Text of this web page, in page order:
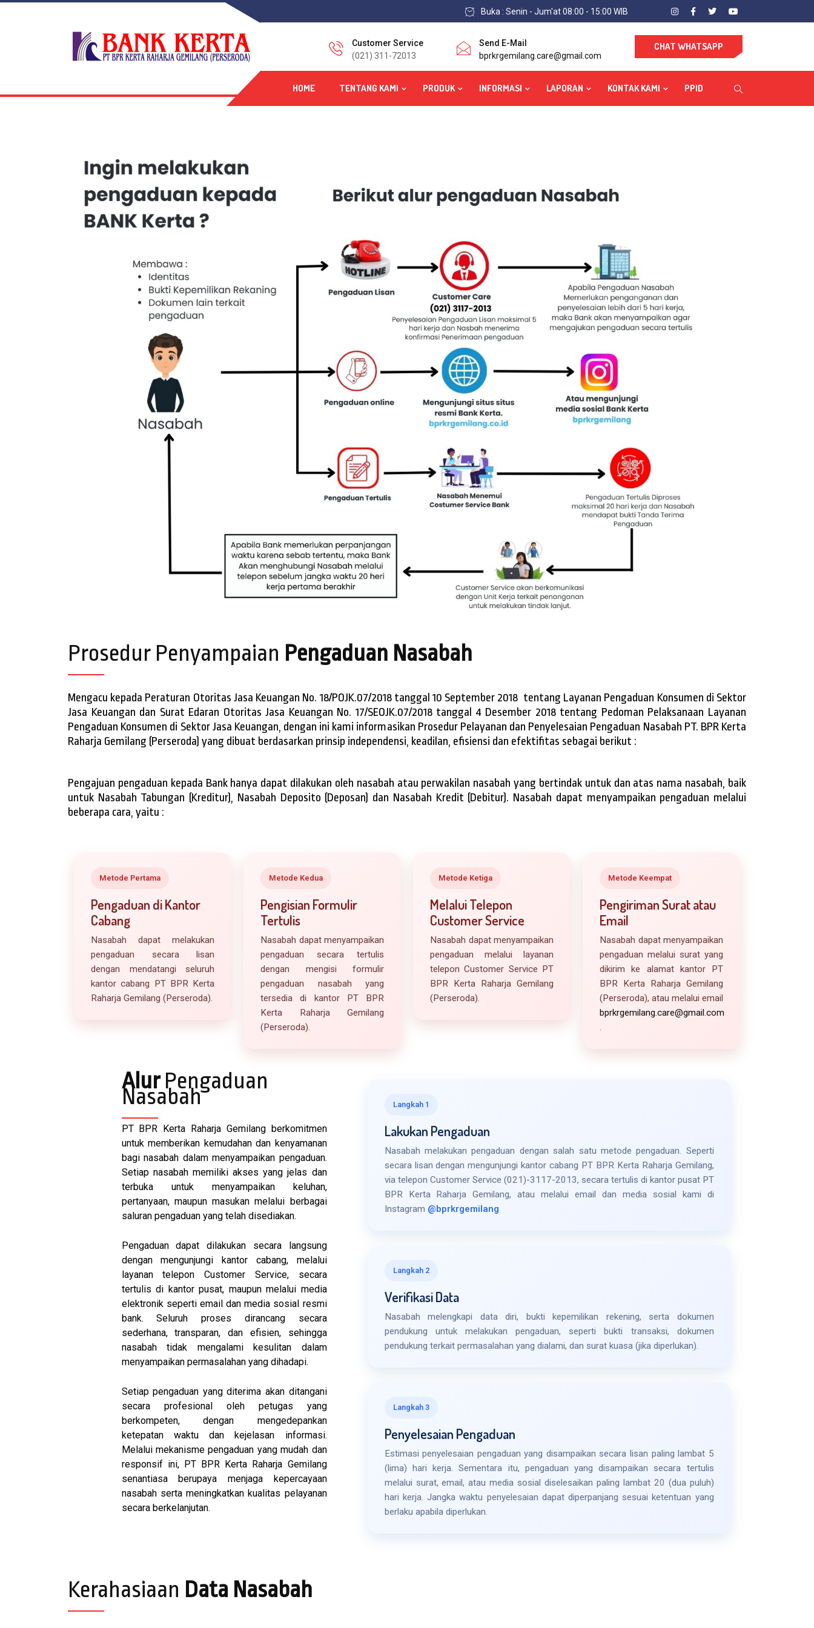
Buka : Senin - Jum'at 08:00 - 15:00 WIB
Customer Service
(021) 311-72013
Send E-Mail
bprkrgemilang.care@gmail.com
CHAT WHATSAPP
HOME TENTANG KAMI PRODUK INFORMASI LAPORAN KONTAK KAMI PPID
Prosedur Penyampaian Pengaduan Nasabah
Mengacu kepada Peraturan Otoritas Jasa Keuangan No. 18/POJK.07/2018 tanggal 10 September 2018 tentang Layanan Pengaduan Konsumen di Sektor
Jasa Keuangan dan Surat Edaran Otoritas Jasa Keuangan No. 17/SEOJK.07/2018 tanggal 4 Desember 2018 tentang Pedoman Pelaksanaan Layanan
Pengaduan Konsumen di Sektor Jasa Keuangan, dengan ini kami informasikan Prosedur Pelayanan dan Penyelesaian Pengaduan Nasabah PT. BPR Kerta
Raharja Gemilang (Perseroda) yang dibuat berdasarkan prinsip independensi, keadilan, efisiensi dan efektifitas sebagai berikut :
Pengajuan pengaduan kepada Bank hanya dapat dilakukan oleh nasabah atau perwakilan nasabah yang bertindak untuk dan atas nama nasabah, baik
untuk Nasabah Tabungan (Kreditur), Nasabah Deposito (Deposan) dan Nasabah Kredit (Debitur). Nasabah dapat menyampaikan pengaduan melalui
beberapa cara, yaitu :
Metode Pertama
Pengaduan di Kantor
Cabang
Nasabah dapat melakukan
pengaduan secara lisan
dengan mendatangi seluruh
kantor cabang PT BPR Kerta
Raharja Gemilang (Perseroda).
Metode Kedua
Pengisian Formulir
Tertulis
Nasabah dapat menyampaikan
pengaduan secara tertulis
dengan mengisi formulir
pengaduan nasabah yang
tersedia di kantor PT BPR
Kerta Raharja Gemilang
(Perseroda).
Metode Ketiga
Melalui Telepon
Customer Service
Nasabah dapat menyampaikan
pengaduan melalui layanan
telepon Customer Service PT
BPR Kerta Raharja Gemilang
(Perseroda).
Metode Keempat
Pengiriman Surat atau
Email
Nasabah dapat menyampaikan
pengaduan melalui surat yang
dikirim ke alamat kantor PT
BPR Kerta Raharja Gemilang
(Perseroda), atau melalui email
bprkrgemilang.care@gmail.com
.
AlurPengaduan
Nasabah
PT BPR Kerta Raharja Gemilang berkomitmen
untuk memberikan kemudahan dan kenyamanan
bagi nasabah dalam menyampaikan pengaduan.
Setiap nasabah memiliki akses yang jelas dan
terbuka untuk menyampaikan keluhan,
pertanyaan, maupun masukan melalui berbagai
saluran pengaduan yang telah disediakan.
Pengaduan dapat dilakukan secara langsung
dengan mengunjungi kantor cabang, melalui
layanan telepon Customer Service, secara
tertulis di kantor pusat, maupun melalui media
elektronik seperti email dan media sosial resmi
bank. Seluruh proses dirancang secara
sederhana, transparan, dan efisien, sehingga
nasabah tidak mengalami kesulitan dalam
menyampaikan permasalahan yang dihadapi.
Setiap pengaduan yang diterima akan ditangani
secara profesional oleh petugas yang
berkompeten, dengan mengedepankan
ketepatan waktu dan kejelasan informasi.
Melalui mekanisme pengaduan yang mudah dan
responsif ini, PT BPR Kerta Raharja Gemilang
senantiasa berupaya menjaga kepercayaan
nasabah serta meningkatkan kualitas pelayanan
secara berkelanjutan.
Langkah 1
Lakukan Pengaduan
Nasabah melakukan pengaduan dengan salah satu metode pengaduan. Seperti
secara lisan dengan mengunjungi kantor cabang PT BPR Kerta Raharja Gemilang,
via telepon Customer Service (021)-3117-2013, secara tertulis di kantor pusat PT
BPR Kerta Raharja Gemilang, atau melalui email dan media sosial kami di
Instagram @bprkrgemilang
Langkah 2
Verifikasi Data
Nasabah melengkapi data diri, bukti kepemilikan rekening, serta dokumen
pendukung untuk melakukan pengaduan, seperti bukti transaksi, dokumen
pendukung terkait permasalahan yang dialami, dan surat kuasa (jika diperlukan).
Langkah 3
Penyelesaian Pengaduan
Estimasi penyelesaian pengaduan yang disampaikan secara lisan paling lambat 5
(lima) hari kerja. Sementara itu, pengaduan yang disampaikan secara tertulis
melalui surat, email, atau media sosial diselesaikan paling lambat 20 (dua puluh)
hari kerja. Jangka waktu penyelesaian dapat diperpanjang sesuai ketentuan yang
berlaku apabila diperlukan.
Kerahasiaan Data Nasabah